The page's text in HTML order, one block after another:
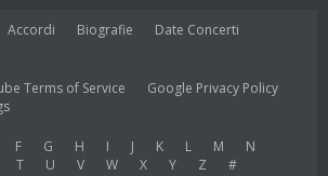
Accordi Biografie
Date Concerti
Terms of Service
Google Privacy Policy
F G H I J K L M
N
T U V W X Y Z #